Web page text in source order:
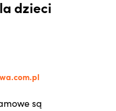
dzieci
są